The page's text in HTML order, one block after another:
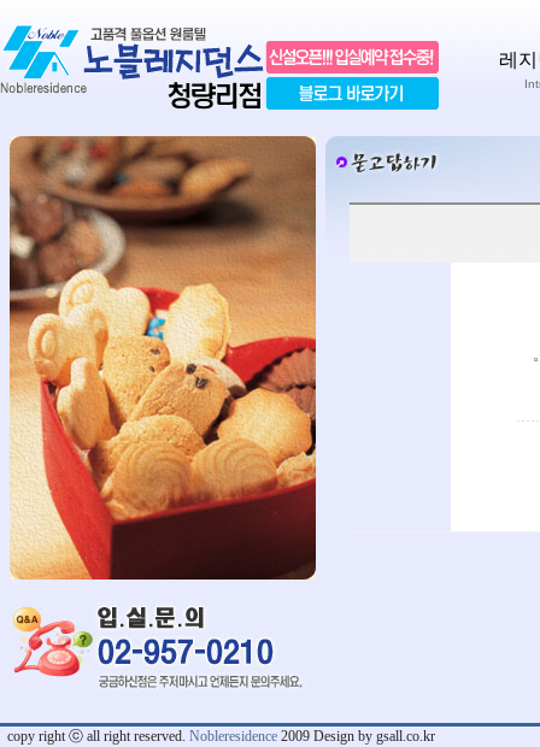
레
copy right ⓒ all right reserved. Nobleresidence 2009 Design by gsall.co.kr